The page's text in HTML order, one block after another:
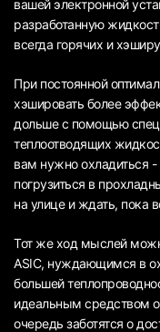
вашей электронной
разработанную
всегда горячих и
При постоянной
хэшировать более
дольше с помощью
теплоотводящих
вам нужно охладиться
погрузиться в
на улице и ждать, пока
Тот же ход мыслей
ASIC, нуждающимся в
большей
идеальным средством
очередь заботятся о